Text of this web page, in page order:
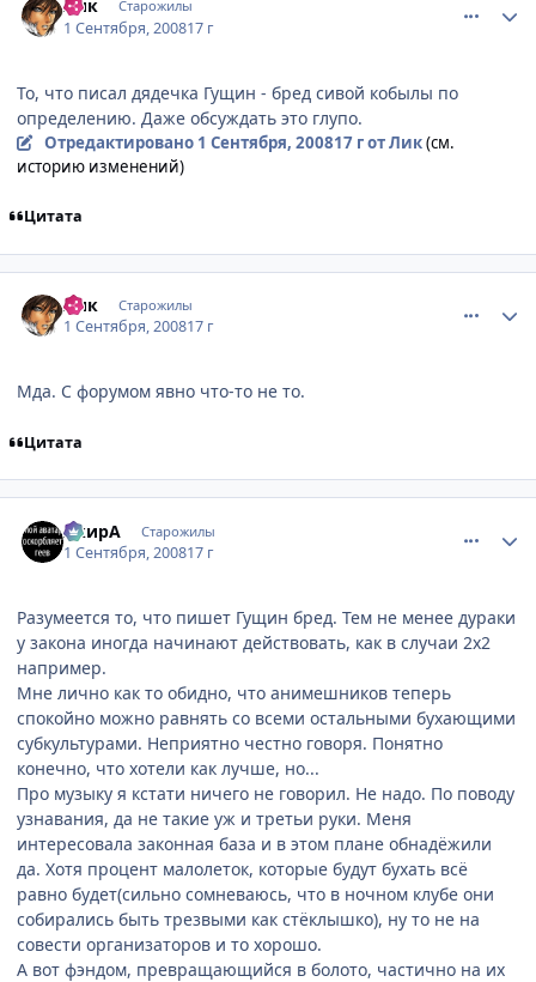
Лик Старожилы
1 Сентября, 200817 г
То, что писал дядечка Гущин - бред сивой кобылы по
определению. Даже обсуждать это глупо.
Отредактировано 1 Сентября, 200817 гот Лик(см.
историю изменений)
Цитата
Лик Старожилы
1 Сентября, 200817 г
Мда. С форумом явно что-то не то.
Цитата
АкирА Старожилы
1 Сентября, 200817 г
Разумеется то, что пишет Гущин бред. Тем не менее дураки
у закона иногда начинают действовать, как в случаи 2х2
например.
Мне лично как то обидно, что анимешников теперь
спокойно можно равнять со всеми остальными бухающими
субкультурами. Неприятно честно говоря. Понятно
конечно, что хотели как лучше, но...
Про музыку я кстати ничего не говорил. Не надо. По поводу
узнавания, да не такие уж и третьи руки. Меня
интересовала законная база и в этом плане обнадёжили
да. Хотя процент малолеток, которые будут бухать всё
равно будет(сильно сомневаюсь, что в ночном клубе они
собирались быть трезвыми как стёклышко), ну то не на
совести организаторов и то хорошо.
А вот фэндом, превращающийся в болото, частично на их